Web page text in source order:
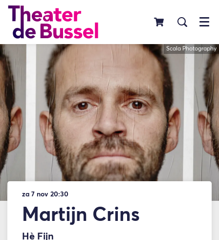
Menu
Scala Photography
Martijn Crins
Hè Fijn
za 7 nov 20:30